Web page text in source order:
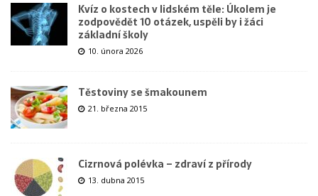
Kvíz o kostech v lidském těle: Úkolem je
zodpovědět 10 otázek, uspěli by i žáci
základní školy
10. února 2026
Těstoviny se šmakounem
21. března 2015
Cizrnová polévka – zdraví z přírody
13. dubna 2015